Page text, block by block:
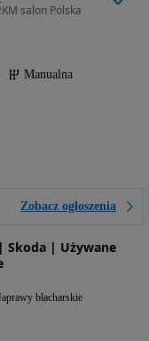
salon Polska
Manualna
Zobacz ogłoszenia
Skoda | Używane
blacharskie